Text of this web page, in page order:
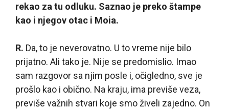
rekao za tu odluku. Saznao je preko štampe
kao i njegov otac i Moia.
R. Da, to je neverovatno. U to vreme nije bilo
prijatno. Ali tako je. Nije se predomislio. Imao
sam razgovor sa njim posle i, očigledno, sve je
prošlo kao i obično. Na kraju, ima previše veza,
previše važnih stvari koje smo živeli zajedno. On